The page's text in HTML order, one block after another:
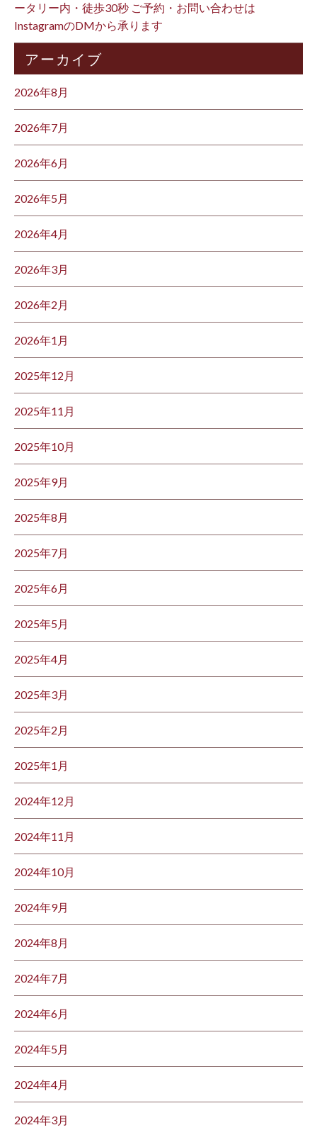
ータリー内・徒歩30秒 ご予約・お問い合わせは
InstagramのDMから承ります ⁡
アーカイブ
2026年8月
2026年7月
2026年6月
2026年5月
2026年4月
2026年3月
2026年2月
2026年1月
2025年12月
2025年11月
2025年10月
2025年9月
2025年8月
2025年7月
2025年6月
2025年5月
2025年4月
2025年3月
2025年2月
2025年1月
2024年12月
2024年11月
2024年10月
2024年9月
2024年8月
2024年7月
2024年6月
2024年5月
2024年4月
2024年3月